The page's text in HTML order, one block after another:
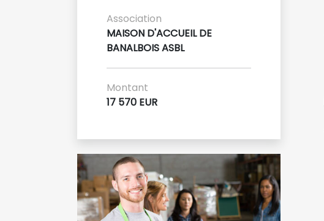
Association
MAISON D'ACCUEIL DE
BANALBOIS ASBL
Montant
17 570 EUR